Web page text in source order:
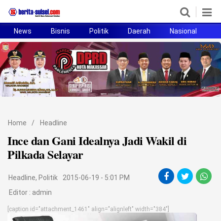
Home
News
Politik
Bisnis
Otomotif
Hukum
News Bisnis Politik Daerah Nasional
Home / Headline
Ince dan Gani Idealnya Jadi Wakil di
Pilkada Selayar
Headline, Politik
2015-06-19 - 5:01 PM
Editor : admin
[caption id="attachment_1461" align="alignleft" width="384"]